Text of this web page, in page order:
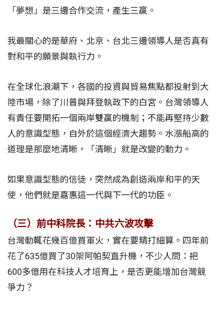
「夢想」是三邊合作交流，產生三贏。
我最關心的是華府、北京、台北三邊領導人是否真有
對和平的願景與執行力。
在全球化浪潮下，各國的投資與貿易焦點都投射到大
陸市場，除了川普與拜登執政下的白宮。台灣領導人
有責任要開拓一個兩岸雙贏的機制；不能再堅持少數
人的意識型態，自外於這個經濟大趨勢。水漲船高的
道理是那麼地清晰，「清晰」就是改變的動力。
如果意識型態的信徒，突然成為創造兩岸和平的天
使，他們就是嘉惠這一代與下一代的功臣。
（三）前中科院長：中共六波攻擊
台灣動輒花幾百億買軍火，實在要精打細算。四年前
花了635億買了30架阿帕契直升機，不少人問：把
600多億用在科技人才培育上，是否更能增加台灣競
爭力？